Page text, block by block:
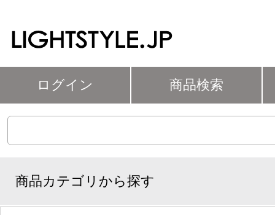
ログイン 商品検索
商品カテゴリから探す